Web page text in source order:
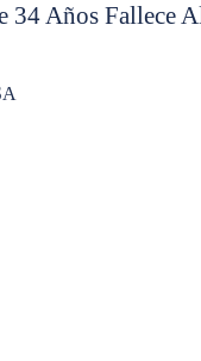
Años Fallece